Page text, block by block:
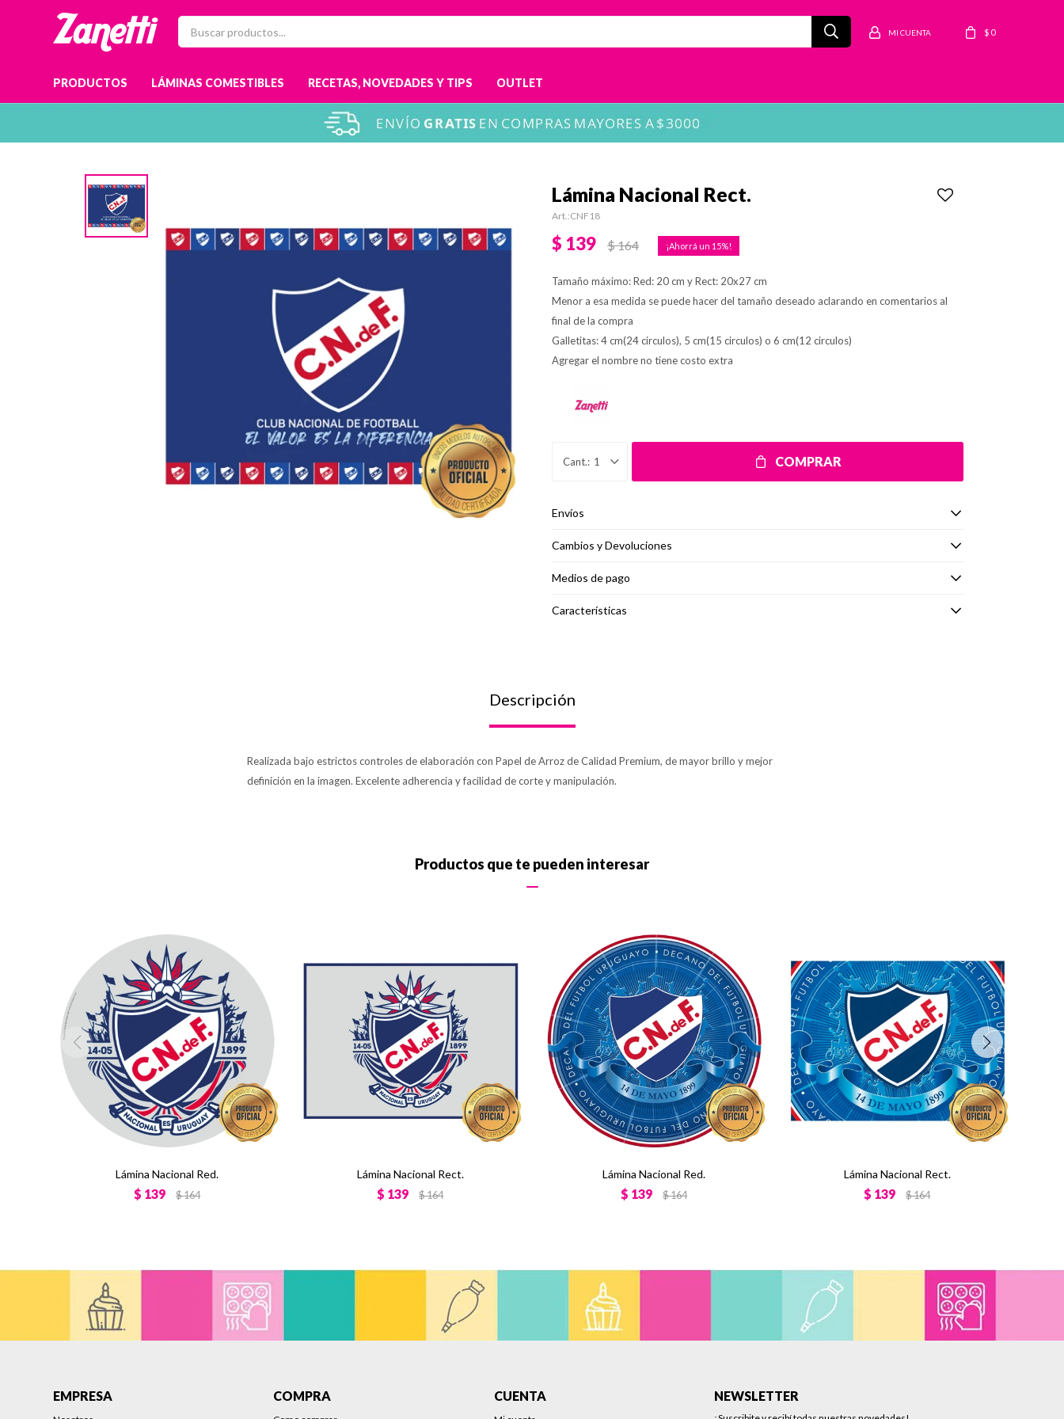
PRODUCTOS LÁMINAS COMESTIBLES RECETAS, NOVEDADES Y TIPS OUTLET
$ 0
Lámina Nacional Rect.
CNF18
$ 139 $164 15
Tamaño máximo: Red: 20 cm y Rect: 20x27 cm
Menor a esa medida se puede hacer del tamaño deseado aclarando en comentarios al
final de la compra
Galletitas: 4 cm(24 circulos), 5 cm(15 circulos) o 6 cm(12 circulos)
Agregar el nombre no tiene costo extra
1 COMPRAR
Envíos
Cambios y Devoluciones
Medios de pago
Características
Descripción
Realizada bajo estrictos controles de elaboración con Papel de Arroz de Calidad Premium, de mayor brillo y mejor
definición en la imagen. Excelente adherencia y facilidad de corte y manipulación.
Productos que te pueden interesar
Lámina Nacional Red.
$ 139 $164
Lámina Nacional Rect.
$ 139 $164
Lámina Nacional Red.
$ 139 $164
Lámina Nacional Rect.
$ 139 $164
EMPRESA COMPRA CUENTA NEWSLETTER